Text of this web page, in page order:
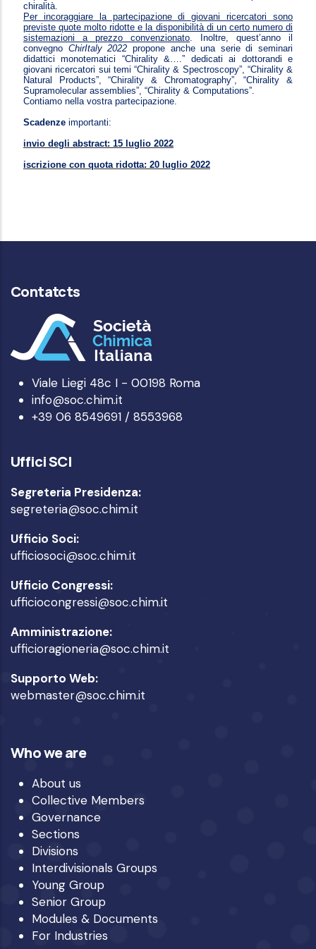
chiralità.
Per incoraggiare la partecipazione di giovani ricercatori sono
previste quote molto ridotte e la disponibilità di un certo numero di
sistemazioni a prezzo convenzionato. Inoltre, quest’anno il
convegno ChirItaly 2022 propone anche una serie di seminari
didattici monotematici “Chirality &….” dedicati ai dottorandi e
giovani ricercatori sui temi “Chirality & Spectroscopy”, “Chirality &
Natural Products”, “Chirality & Chromatography”, “Chirality &
Supramolecular assemblies”, “Chirality & Computations”.
Contiamo nella vostra partecipazione.
Scadenze importanti:
invio degli abstract: 15 luglio 2022
iscrizione con quota ridotta: 20 luglio 2022
Contatcts
Viale Liegi 48c I - 00198 Roma
info@soc.chim.it
+39 06 8549691 / 8553968
Uffici SCI
Segreteria Presidenza:
segreteria@soc.chim.it
Ufficio Soci:
ufficiosoci@soc.chim.it
Ufficio Congressi:
ufficiocongressi@soc.chim.it
Amministrazione:
ufficioragioneria@soc.chim.it
Supporto Web:
webmaster@soc.chim.it
Who we are
About us
Collective Members
Governance
Sections
Divisions
Interdivisionals Groups
Young Group
Senior Group
Modules & Documents
For Industries